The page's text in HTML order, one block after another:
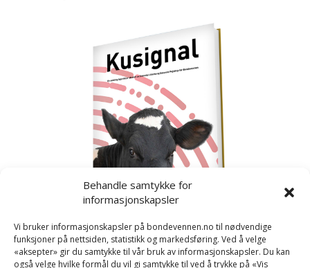
Behandle samtykke for
informasjonskapsler
Vi bruker informasjonskapsler på bondevennen.no til nødvendige
funksjoner på nettsiden, statistikk og markedsføring. Ved å velge
«aksepter» gir du samtykke til vår bruk av informasjonskapsler. Du kan
også velge hvilke formål du vil gi samtykke til ved å trykke på «Vis